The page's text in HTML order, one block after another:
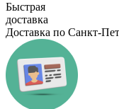
Быстрая
доставка
Доставка по Санкт-